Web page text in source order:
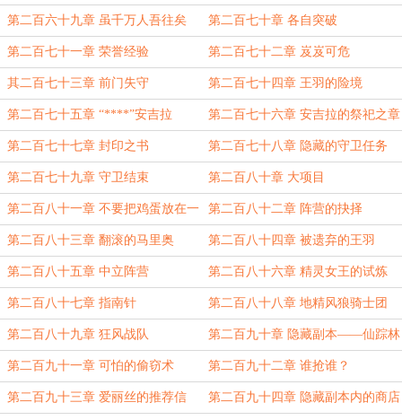
第二百六十九章 虽千万人吾往矣 第二百七十章 各自突破
第二百七十一章 荣誉经验 第二百七十二章 岌岌可危
其二百七十三章 前门失守 第二百七十四章 王羽的险境
第二百七十五章 “****”安吉拉 第二百七十六章 安吉拉的祭祀之章
第二百七十七章 封印之书 第二百七十八章 隐藏的守卫任务
第二百七十九章 守卫结束 第二百八十章 大项目
第二百八十一章 不要把鸡蛋放在一
个篮子里
第二百八十二章 阵营的抉择
第二百八十三章 翻滚的马里奥 第二百八十四章 被遗弃的王羽
第二百八十五章 中立阵营 第二百八十六章 精灵女王的试炼
第二百八十七章 指南针 第二百八十八章 地精风狼骑士团
第二百八十九章 狂风战队 第二百九十章 隐藏副本——仙踪林
第二百九十一章 可怕的偷窃术 第二百九十二章 谁抢谁？
第二百九十三章 爱丽丝的推荐信 第二百九十四章 隐藏副本内的商店